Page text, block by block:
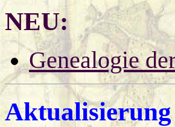
NEU:
Genealogie